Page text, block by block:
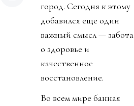
город. Сегодня к этому
добавился еще один
важный смысл — забота
о здоровье и
качественное
восстановление.
Во всем мире банная